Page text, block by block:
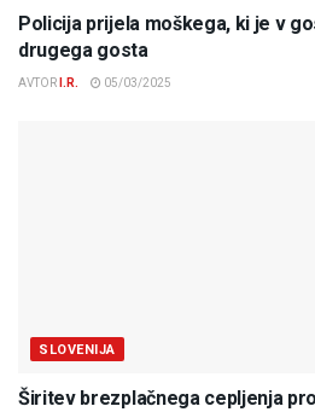
Policija prijela moškega, ki je v
drugega gosta
AVTOR I.R. 05/03/2025
SLOVENIJA
Širitev brezplačnega cepljenja